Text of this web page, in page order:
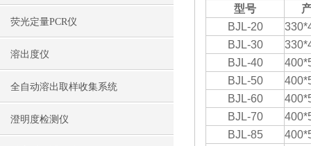
荧光定量PCR仪
溶出度仪
全自动溶出取样收集系统
澄明度检测仪
型号
BJL-20
BJL-30
BJL-40
BJL-50
BJL-60
BJL-70
BJL-85